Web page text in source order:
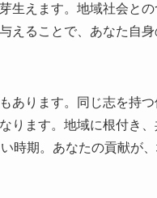
生えます。地域社会と
えることで、あなた自
あります。同じ志を持
ります。地域に根付き
時期。あなたの貢献が